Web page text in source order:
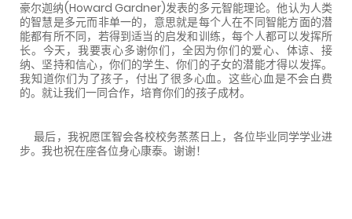
豪尔迦纳(Howard Gardner)发表的多元智能理论。他认为人类
的智慧是多元而非单一的，意思就是每个人在不同智能方面的潜
能都有所不同，若得到适当的启发和训练，每个人都可以发挥所
长。今天，我要衷心多谢你们，全因为你们的爱心、体谅、接
纳、坚持和信心，你们的学生、你们的子女的潜能才得以发挥。
我知道你们为了孩子，付出了很多心血。这些心血是不会白费
的。就让我们一同合作，培育你们的孩子成材。
最后，我祝愿匡智会各校校务蒸蒸日上，各位毕业同学学业进
步。我也祝在座各位身心康泰。谢谢！